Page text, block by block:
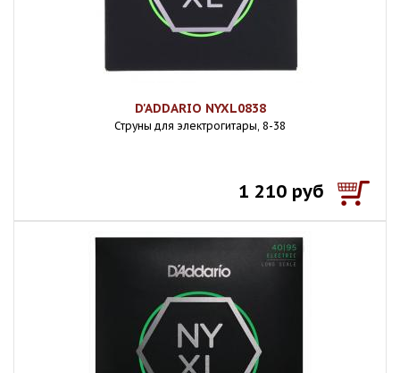
D'ADDARIO NYXL0838
Струны для электрогитары, 8-38
1 210 руб